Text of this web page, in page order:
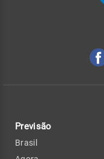
Previsão
Brasil